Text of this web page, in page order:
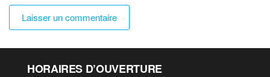
HORAIRES D’OUVERTURE